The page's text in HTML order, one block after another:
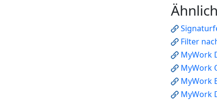
Filter
MyWork
MyWork
MyWork
MyWork